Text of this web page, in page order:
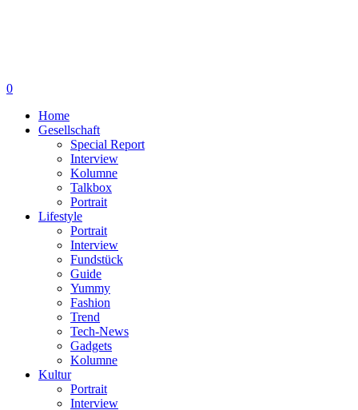
0
Home
Gesellschaft
Special Report
Interview
Kolumne
Talkbox
Portrait
Lifestyle
Portrait
Interview
Fundstück
Guide
Yummy
Fashion
Trend
Tech-News
Gadgets
Kolumne
Kultur
Portrait
Interview